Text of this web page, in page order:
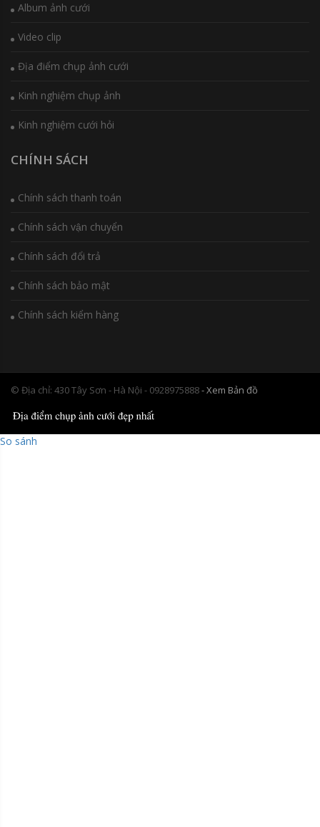
Album ảnh cưới
Video clip
Địa điểm chụp ảnh cưới
Kinh nghiệm chụp ảnh
Kinh nghiệm cưới hỏi
CHÍNH SÁCH
Chính sách thanh toán
Chính sách vận chuyển
Chính sách đổi trả
Chính sách bảo mật
Chính sách kiểm hàng
© Địa chỉ: 430 Tây Sơn - Hà Nội - 0928975888- Xem Bản đồ
So sánh